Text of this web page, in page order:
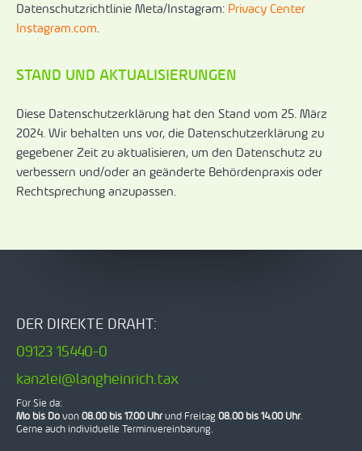
Datenschutzrichtlinie Meta/Instagram: Privacy Center
Instagram.com.
STAND UND AKTUALISIERUNGEN
Diese Datenschutzerklärung hat den Stand vom 25. März
2024. Wir behalten uns vor, die Datenschutzerklärung zu
gegebener Zeit zu aktualisieren, um den Datenschutz zu
verbessern und/oder an geänderte Behördenpraxis oder
Rechtsprechung anzupassen.
DER DIREKTE DRAHT:
09123 15440-0
kanzlei@langheinrich.tax
Für Sie da:
Mo bis Do von 08.00 bis 17.00 Uhrund Freitag 08.00 bis 14.00 Uhr.
Gerne auch individuelle Terminvereinbarung.